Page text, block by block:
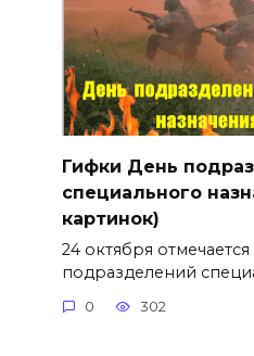
Гифки День
специального
картинок)
24 октября
подразделений
0 302